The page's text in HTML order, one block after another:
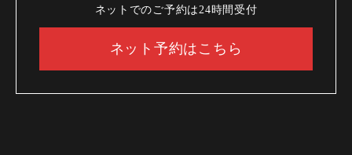
ネットでのご予約は24時間受付
ネット予約はこちら